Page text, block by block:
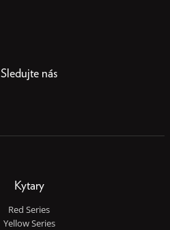
Sledujte nás
Kytary
Red Series
Yellow Series